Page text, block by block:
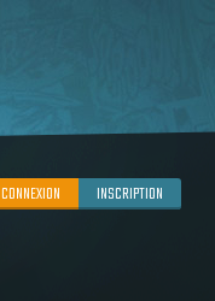
CONNEXION INSCRIPTION